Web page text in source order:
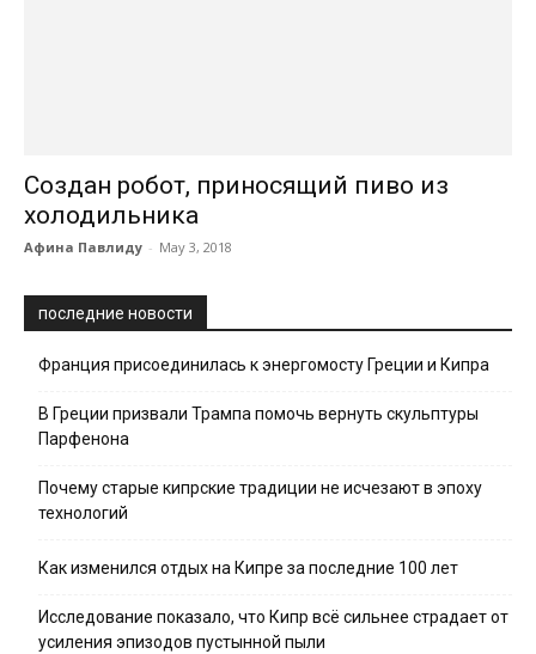
Создан робот, приносящий пиво из
холодильника
Афина Павлиду - May 3, 2018
последние новости
Франция присоединилась к энергомосту Греции и Кипра
В Греции призвали Трампа помочь вернуть скульптуры
Парфенона
Почему старые кипрские традиции не исчезают в эпоху
технологий
Как изменился отдых на Кипре за последние 100 лет
Исследование показало, что Кипр всё сильнее страдает от
усиления эпизодов пустынной пыли